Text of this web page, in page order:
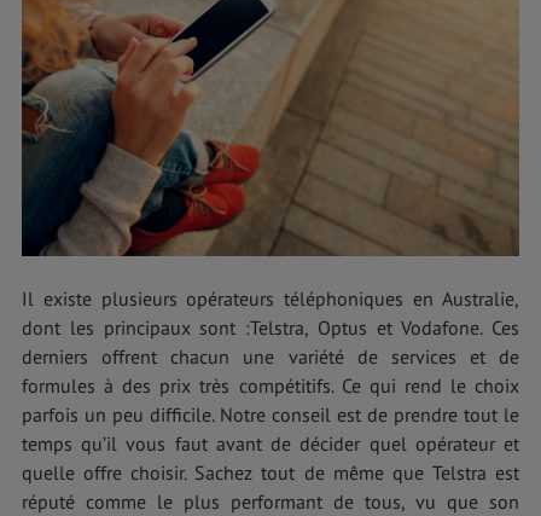
Il existe plusieurs opérateurs téléphoniques en Australie,
dont les principaux sont :Telstra, Optus et Vodafone. Ces
derniers offrent chacun une variété de services et de
formules à des prix très compétitifs. Ce qui rend le choix
parfois un peu difficile. Notre conseil est de prendre tout le
temps qu’il vous faut avant de décider quel opérateur et
quelle offre choisir. Sachez tout de même que Telstra est
réputé comme le plus performant de tous, vu que son